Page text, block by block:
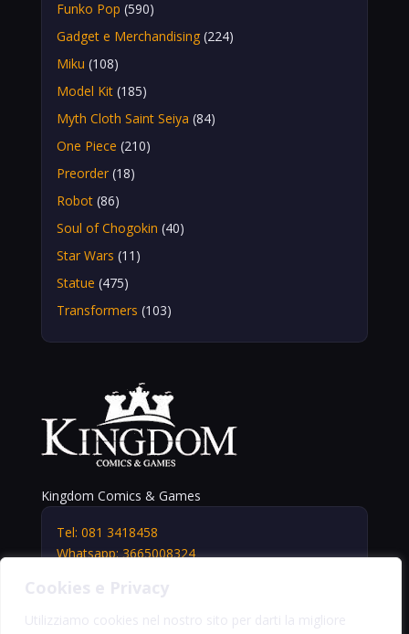
Funko Pop (590)
Gadget e Merchandising (224)
Miku (108)
Model Kit (185)
Myth Cloth Saint Seiya (84)
One Piece (210)
Preorder (18)
Robot (86)
Soul of Chogokin (40)
Star Wars (11)
Statue (475)
Transformers (103)
Kingdom Comics & Games
Tel: 081 3418458
Whatsapp: 3665008324